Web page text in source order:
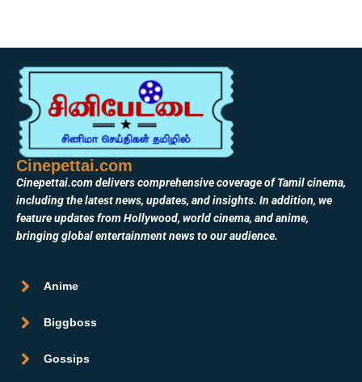
Cinepettai.com
Cinepettai.com delivers comprehensive coverage of Tamil cinema,
including the latest news, updates, and insights. In addition, we
feature updates from Hollywood, world cinema, and anime,
bringing global entertainment news to our audience.
Anime
Biggboss
Gossips